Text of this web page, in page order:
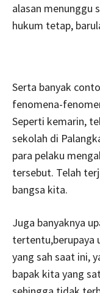
alasan menunggu
hukum tetap,
Serta banyak
fenomena-
Seperti kemarin,
sekolah di
para pelaku
tersebut. Telah
bangsa kita.
Juga banyaknya
tertentu,berupaya
yang sah saat ini,
bapak kita yang